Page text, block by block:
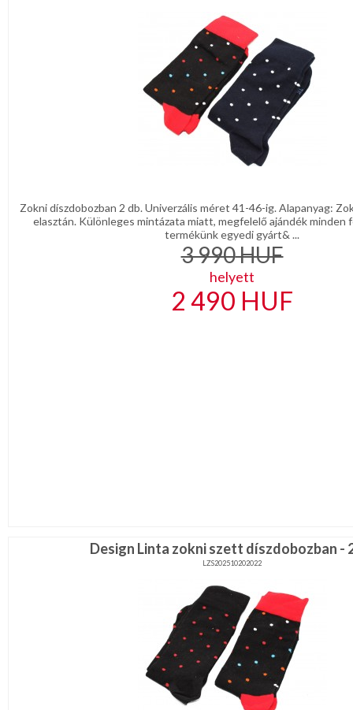
Zokni díszdobozban 2 db. Univerzális méret 41-46-ig. Alapanyag:
elasztán. Különleges mintázata miatt, megfelelő ajándék minden
termékünk egyedi gyárt& ...
3 990HUF
helyett
2 490 HUF
Design Linta zokni szett díszdobozban -
LZS202510202022